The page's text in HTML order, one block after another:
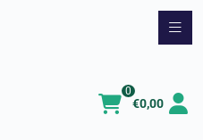
€0,00
0